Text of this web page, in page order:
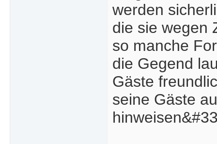
werden
die sie wegen
so manche
die Gegend
Gäste
seine Gäste